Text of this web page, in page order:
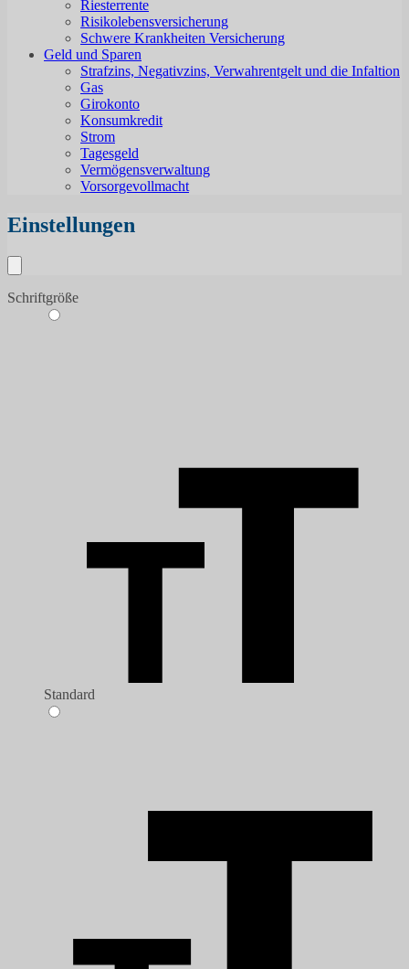
Riesterrente
Risikolebensversicherung
Schwere Krankheiten Versicherung
Geld und Sparen
Strafzins, Negativzins, Verwahrentgelt und die Infaltion
Gas
Girokonto
Konsumkredit
Strom
Tagesgeld
Vermögensverwaltung
Vorsorgevollmacht
Einstellungen
Schriftgröße
Standard